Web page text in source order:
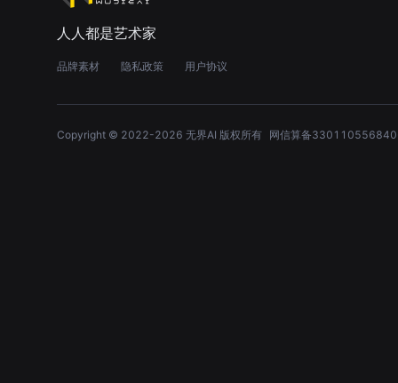
人人都是艺术家
品牌素材 隐私政策 用户协议
Copyright © 2022-2026 无界AI 版权所有 网信算备